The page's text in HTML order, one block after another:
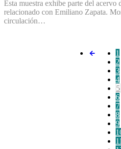
Esta muestra exhibe parte del
relacionado con Emiliano Zapata.
circulación…
1
2
3
4
5
6
7
8
9
11